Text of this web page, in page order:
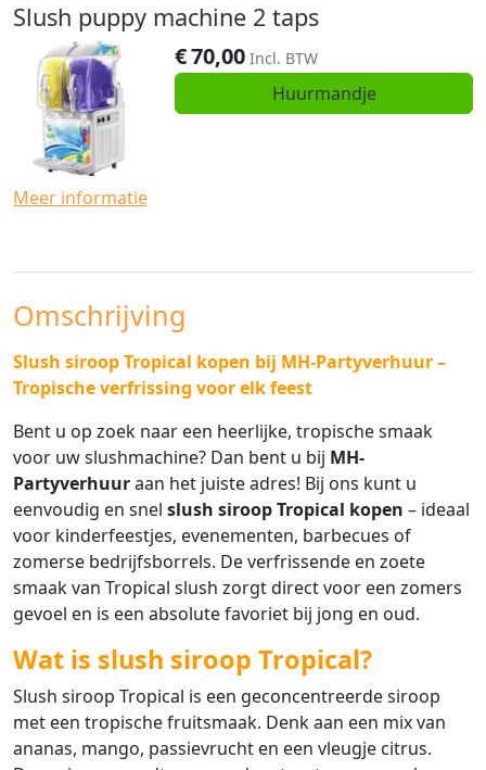
Omschrijving
Slush siroop Tropical kopen bij MH-Partyverhuur –
Tropische verfrissing voor elk feest
Bent u op zoek naar een heerlijke, tropische smaak
voor uw slushmachine? Dan bent u bij MH-
Partyverhuuraan het juiste adres! Bij ons kunt u
eenvoudig en snel slush siroop Tropical kopen – ideaal
voor kinderfeestjes, evenementen, barbecues of
zomerse bedrijfsborrels. De verfrissende en zoete
smaak van Tropical slush zorgt direct voor een zomers
gevoel en is een absolute favoriet bij jong en oud.
Wat is slush siroop Tropical?
Slush siroop Tropical is een geconcentreerde siroop
met een tropische fruitsmaak. Denk aan een mix van
ananas, mango, passievrucht en een vleugje citrus.
Slush puppy machine 2 taps
€70,00 Incl. BTW
Huurmandje
Meer informatie